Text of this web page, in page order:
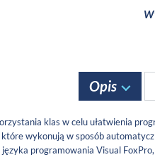
Opis
klas w celu ułatwienia
wykonują w sposób
programowania Visual